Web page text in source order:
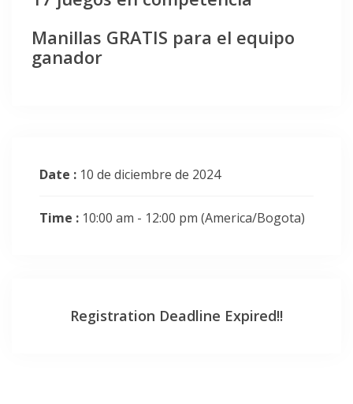
Manillas GRATIS para el equipo
ganador
Date : 10 de diciembre de 2024
Time : 10:00 am - 12:00 pm (America/Bogota)
Registration Deadline Expired!!